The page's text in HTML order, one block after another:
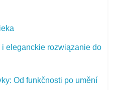
eleganckie rozwiązanie do
Od funkčnosti po umění